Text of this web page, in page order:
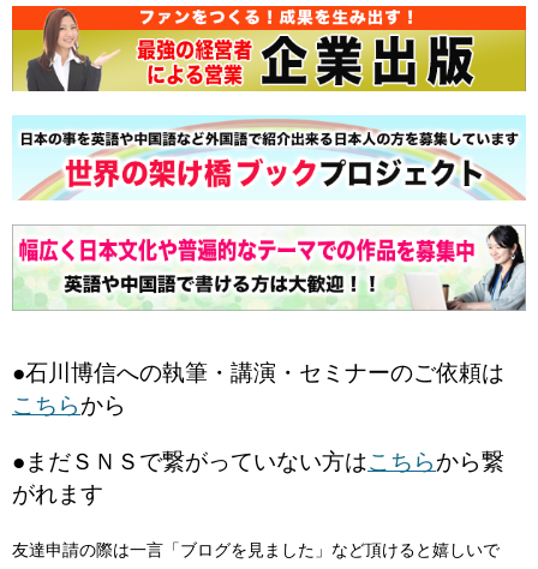
●石川博信への執筆・講演・セミナーのご依頼は
こちらから
●まだＳＮＳで繋がっていない方はこちらから繋
がれます
友達申請の際は一言「ブログを見ました」など頂けると嬉しいで